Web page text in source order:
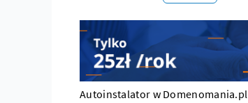
Autoinstalator w Domenomania.pl